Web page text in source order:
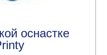
оснастке